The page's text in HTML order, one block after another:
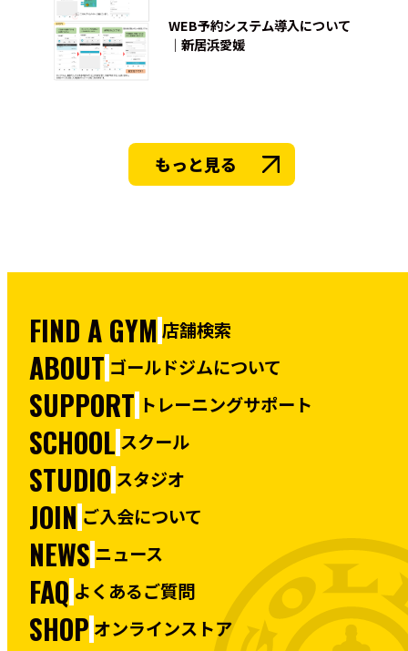
WEB予約システム導入について
｜新居浜愛媛
もっと見る
FIND A GYM 店舗検索
ABOUT ゴールドジムについて
SUPPORT トレーニングサポート
SCHOOL スクール
STUDIO スタジオ
JOIN ご入会について
NEWS ニュース
FAQ よくあるご質問
SHOP オンラインストア